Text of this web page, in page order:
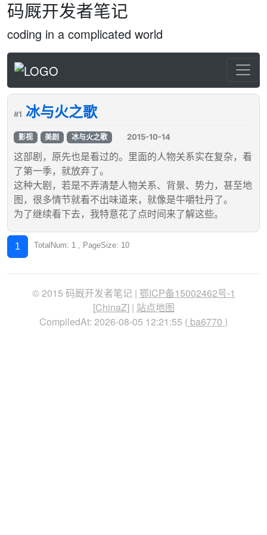
码厩开发者笔记
coding in a complicated world
#1 冰与火之歌
影视 美剧 冰与火之歌 2015-10-14
这部剧，原先也是看过的。里面的人物关系实在复杂，看
了第一季，就放弃了。
这种大剧，若是不弄清楚人物关系、背景、势力，甚至地
图，很多情节就看不出味道来，就像是牛嚼牡丹了。
为了继续看下去，我特意花了点时间来了解这些。
1 TotalNum: 1 , PageSize: 10
© 2015 码厩开发者笔记 | 鄂ICP备15002462号-1
[ChinaZ] | 站点地图
CompiledAt: 2026-08-05 12:21:55 ( ba6770 )